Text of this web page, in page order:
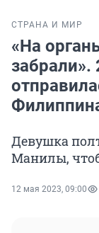
СТРАНА И МИР
«На
забрали».
Девушка
Манилы,
12 мая 2023, 09:00